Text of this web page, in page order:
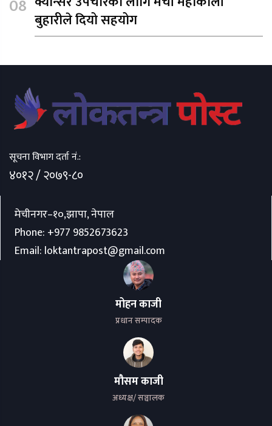
बुहारीले दियो सहयोग
सूचना विभाग दर्ता नं.:
४०१२ / २०७९-८०
मेचीनगर–१०,झापा, नेपाल
Phone: +977 9852673623
Email: loktantrapost@gmail.com
मोहन काजी
प्रधान सम्पादक
मौसम काजी
अध्यक्ष/ सञ्चालक